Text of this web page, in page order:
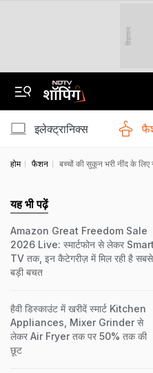
विज्ञापन
इलेक्ट्रानिक्स
होम फैशन बच्चों की सुकून भरी नींद के
यह भी पढ़ें
Amazon Great Freedom Sale
2026 Live: स्मार्टफोन से लेकर Smart
TV तक, इन कैटेगरीज़ में मिल रही है सबसे
बड़ी बचत
हैवी डिस्काउंट में खरीदें स्मार्ट Kitchen
Appliances, Mixer Grinder से
लेकर Air Fryer तक पर 50% तक की
छूट